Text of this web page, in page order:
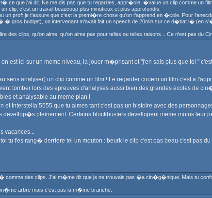
ce que j'ai dit. Ne me dis pas que tu regardes, appr�cie, �value un clip comme un
clip, c'est un travail beaucoup plus minutieux et plus approfondis.
un prof: je t'assure que c'est la premi�re chose qu'on t'apprend en �cole. Pour
gros budget), un intervenant m'avait fait un speech de 20min sur ce d�bat l� (en
des clips, qu'on aime, qu'on aime pas pour telles ou telles raisons... Ce n'est pas du
est ici sur un meme niveau, la jouer m�prisant et "j'en sais plus que toi "
sens analyser) un clip comme un film ! Le regarder cooem un film c'est a
tomber lors des epreuves d'analyses aussi bien des grandes ecoles de
et analysable au meme plan !
et Interstella 5555 que tu aimes tant c'est pas un histoire avec des
pleinement. Certains blockbusters devellopent meme moins leur
vacances...
tu t'es rang� derriere tel un mouton : beurk le clip c'est pas beau c'est pas
comme des clips. J'ai m�me dit que je ne trouvais pas �a cin�g�nique. Mais tu
arbre mais c'est pas la m�me branche.